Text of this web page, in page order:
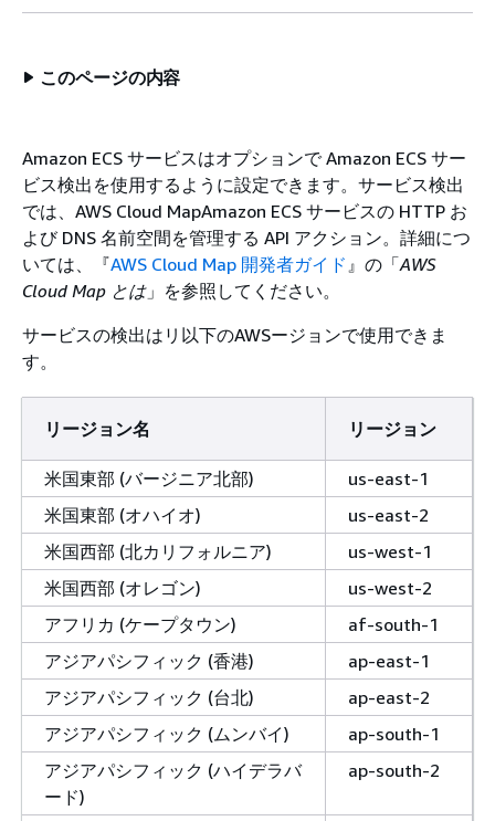
このページの内容
Amazon ECS サービスはオプションで Amazon ECS サー
ビス検出を使用するように設定できます。サービス検出
では、AWS Cloud MapAmazon ECS サービスの HTTP お
よび DNS 名前空間を管理する API アクション。詳細につ
いては、『AWS Cloud Map 開発者ガイド 』の「AWS
Cloud Map とは」を参照してください。
サービスの検出はリ以下のAWSージョンで使用できま
す。
リージョン名 リージョン
米国東部 (バージニア北部)
us-east-1
米国東部 (オハイオ)
us-east-2
米国西部 (北カリフォルニア)
us-west-1
米国西部 (オレゴン)
us-west-2
アフリカ (ケープタウン)
af-south-1
アジアパシフィック (香港)
ap-east-1
アジアパシフィック (台北)
ap-east-2
アジアパシフィック (ムンバイ)
ap-south-1
アジアパシフィック (ハイデラバ
ード)
ap-south-2